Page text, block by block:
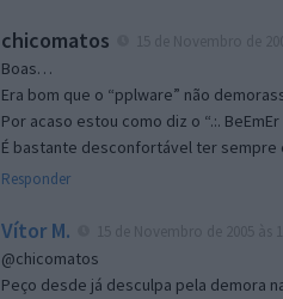
chicomatos
Boas…
Era bom que o “pplware” não
Por acaso estou como diz o “.:.
É bastante desconfortável ter sempre
Responder
Vítor M.
@chicomatos
Peço desde já desculpa pela demora